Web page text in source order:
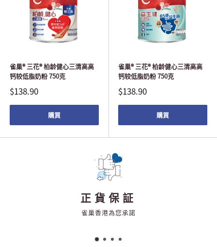
雀巢® 三花® 柏龄健心三清高高
钙较低脂奶粉 750克
$138.90
購買
雀巢® 三花® 柏龄健心三清高高
钙较低脂奶粉 750克
$138.90
購買
正貨保証
雀巢香港為您承諾